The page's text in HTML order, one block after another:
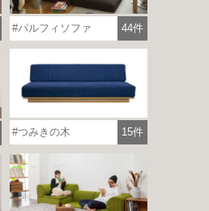
パルフィソファ 44件
つみきの木 15件